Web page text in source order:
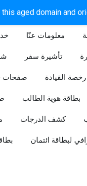
this aged domain and
معلومات عنّا
تأشيرة سفر
صفحات رخصة القيادة
بطاقة هوية الطالب
كشف الدرجات
لبطاقة ائتمان